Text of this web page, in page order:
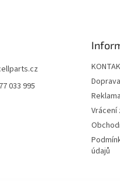
033 995
Vrácení
údajů